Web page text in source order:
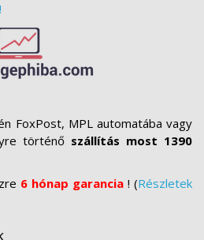
FoxPost, MPL automatába vagy
történő szállítás most 1390
6 hónap garancia ! (Részletek